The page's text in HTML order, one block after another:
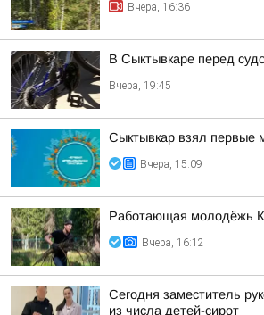
Вчера, 16:36
В Сыктывкаре перед
Вчера, 19:45
Сыктывкар взял первые
Вчера, 15:09
Работающая молодёжь
Вчера, 16:12
Сегодня заместитель
из числа детей-сирот